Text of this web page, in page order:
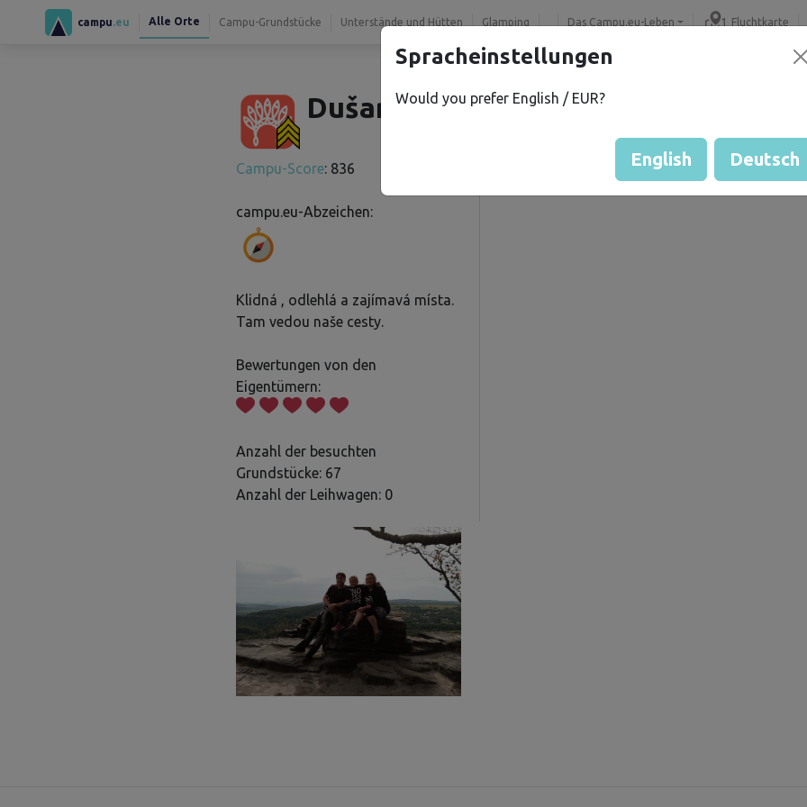
campu .eu Alle Orte Campu-Grundstücke Unterstände und Hütten Glamping Das Campu.eu-Leben Fluchtkarte
Dušan U.
Campu-Score: 836
campu.eu-Abzeichen:
Klidná , odlehlá a zajímavá místa.
Tam vedou naše cesty.
Bewertungen von den
Eigentümern:
Anzahl der besuchten
Grundstücke: 67
Anzahl der Leihwagen: 0
Gästebewertung durch
Bewertung der Grundstücke
Spracheinstellungen
Would you prefer English / EUR?
English Deutsch